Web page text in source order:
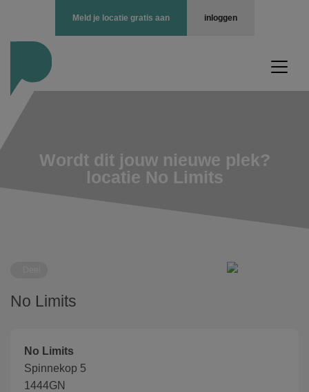
inloggen
Meld je locatie gratis aan
Wordt dit jouw nieuwe plek?
locatie No Limits
No Limits
No Limits
Spinnekop 5
1444GN